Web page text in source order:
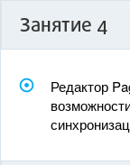
Занятие 4
Редактор